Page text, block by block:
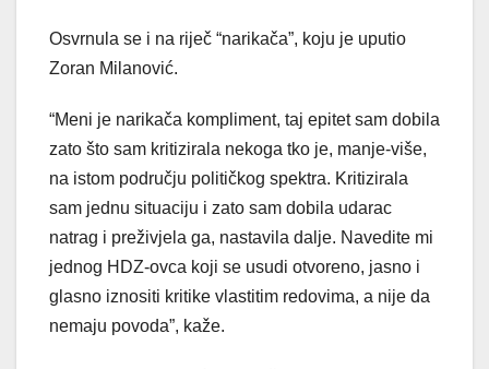
Osvrnula se i na riječ “narikača”, koju je uputio
Zoran Milanović.
“Meni je narikača kompliment, taj epitet sam dobila
zato što sam kritizirala nekoga tko je, manje-više,
na istom području političkog spektra. Kritizirala
sam jednu situaciju i zato sam dobila udarac
natrag i preživjela ga, nastavila dalje. Navedite mi
jednog HDZ-ovca koji se usudi otvoreno, jasno i
glasno iznositi kritike vlastitim redovima, a nije da
nemaju povoda”, kaže.